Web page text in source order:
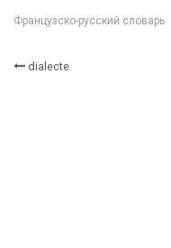
Французско-русский словарь
dialecte